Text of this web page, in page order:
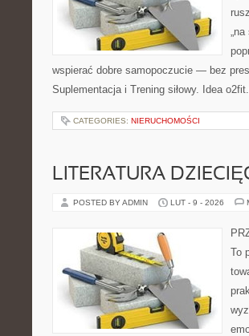
wspierać dobre samopoczucie — bez
Suplementacja i Trening siłowy. Idea
CATEGORIES: NIERUCHOMOŚCI
LITERATURA
POSTED BY ADMIN LUT - 9 - 2026
To